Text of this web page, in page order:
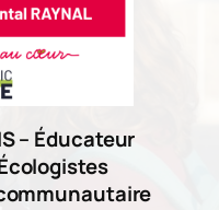
– Éducateur